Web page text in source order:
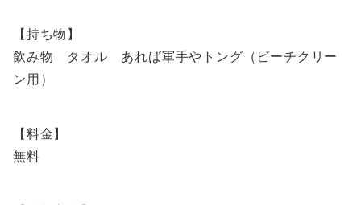
【持ち物】
飲み物 タオル あれば軍手やトング（ビーチクリー
ン用）
【料金】
無料